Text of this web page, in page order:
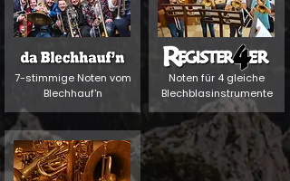
7-stimmige Noten vom
Blechhauf'n
Noten für 4 gleiche
Blechblasinstrumente